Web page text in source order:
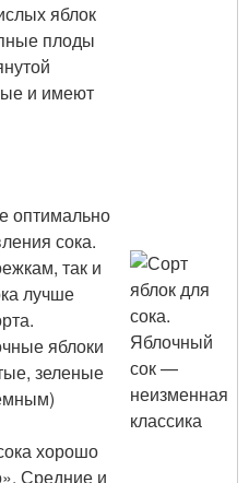
яблок
плоды
и имеют
оптимально
сока.
так и
лучше
яблоки
зеленые
хорошо
Средние и